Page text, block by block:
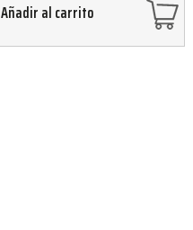
Añadir al carrito